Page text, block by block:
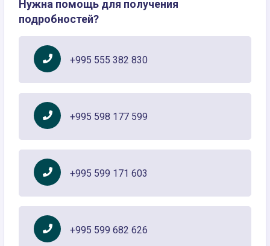
Нужна помощь для получения
подробностей?
+995 555 382 830
+995 598 177 599
+995 599 171 603
+995 599 682 626